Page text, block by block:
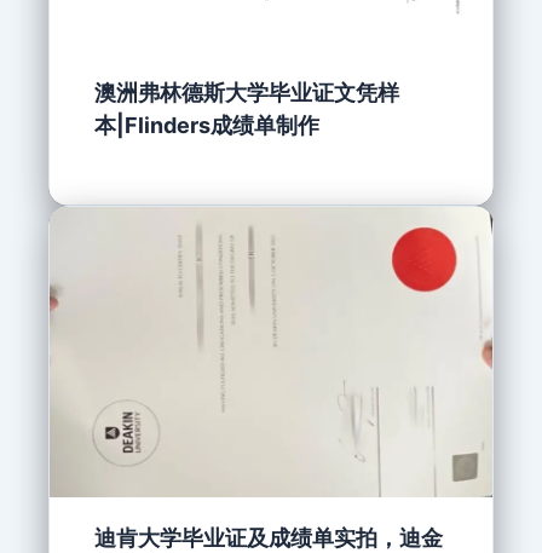
澳洲弗林德斯大学毕业证文凭样
本|Flinders成绩单制作
迪肯大学毕业证及成绩单实拍，迪金